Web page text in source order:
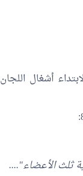
أشغال اللجان
ثلث الأعضاء"....